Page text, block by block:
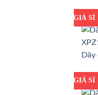
GIÁ TỐT
GIÁ SỈ
GIÁ TỐT
GIÁ SỈ